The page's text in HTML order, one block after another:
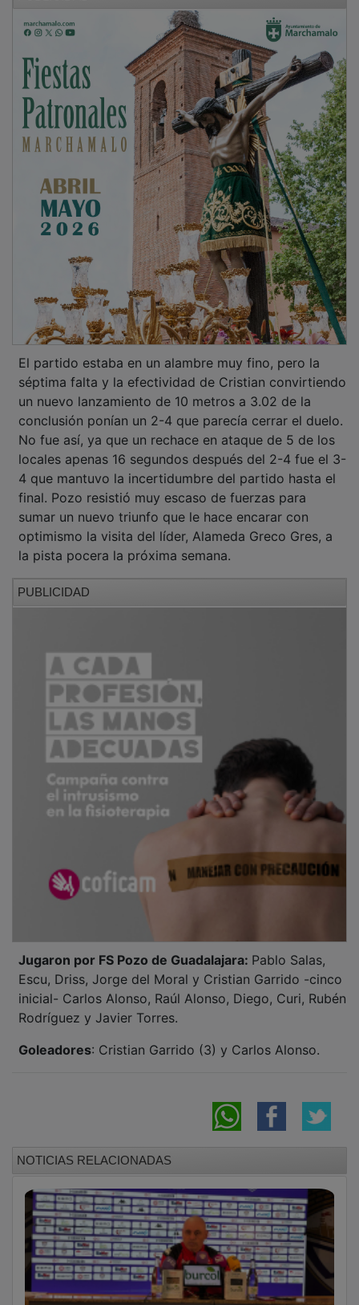
séptima falta y la efectividad de Cristian convirtiendo
un nuevo lanzamiento de 10 metros a 3.02 de la
conclusión ponían un 2-4 que parecía cerrar el duelo.
No fue así, ya que un rechace en ataque de 5 de los
locales apenas 16 segundos después del 2-4 fue el 3-
4 que mantuvo la incertidumbre del partido hasta el
final. Pozo resistió muy escaso de fuerzas para
sumar un nuevo triunfo que le hace encarar con
optimismo la visita del líder, Alameda Greco Gres, a
la pista pocera la próxima semana.
Escu, Driss, Jorge del Moral y Cristian Garrido -cinco
inicial- Carlos Alonso, Raúl Alonso, Diego, Curi, Rubén
Rodríguez y Javier Torres.